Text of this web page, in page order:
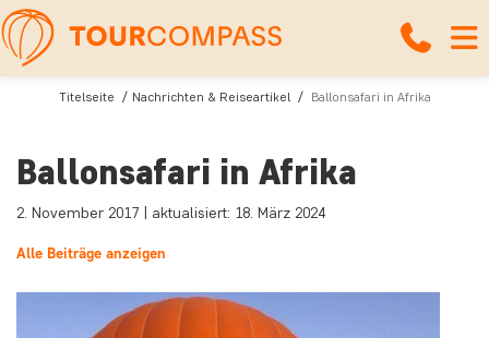
Titelseite Nachrichten & Reiseartikel Ballonsafari in Afrika
Ballonsafari in Afrika
2. November 2017 | aktualisiert: 18. März 2024
Alle Beiträge anzeigen